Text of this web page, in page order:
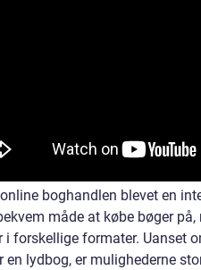
boghandlen blevet en
måde at købe bøger
i forskellige formater. Uanset
en lydbog, er mulighederne